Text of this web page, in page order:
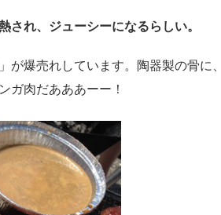
され、ジューシーになるらしい。
が爆売れしています。陶器製の骨に
ガ肉だあああーー！